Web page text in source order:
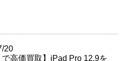
20
で高価買取】iPad Pro 12.9を